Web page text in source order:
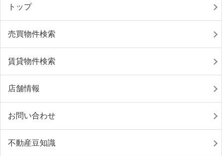
トップ
売買物件検索
賃貸物件検索
店舗情報
お問い合わせ
不動産豆知識